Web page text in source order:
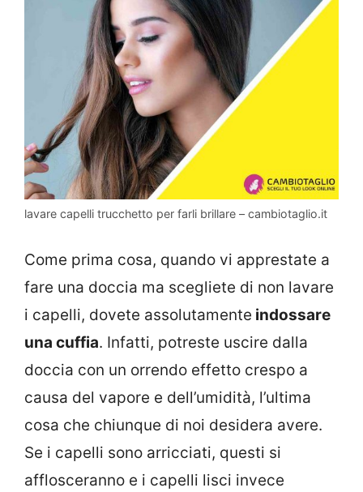
lavare capelli trucchetto per farli brillare – cambiotaglio.it
Come prima cosa, quando vi apprestate a
fare una doccia ma scegliete di non lavare
i capelli, dovete assolutamente indossare
una cuffia. Infatti, potreste uscire dalla
doccia con un orrendo effetto crespo a
causa del vapore e dell’umidità, l’ultima
cosa che chiunque di noi desidera avere.
Se i capelli sono arricciati, questi si
afflosceranno e i capelli lisci invece